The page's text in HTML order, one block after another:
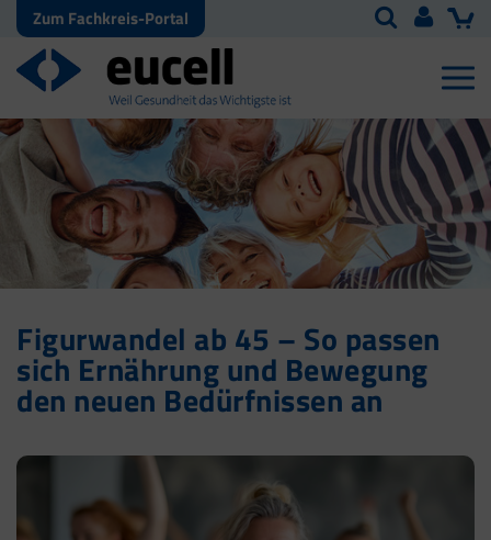
Zum Fachkreis-Portal
Figurwandel ab 45 – So passen
sich Ernährung und Bewegung
den neuen Bedürfnissen an